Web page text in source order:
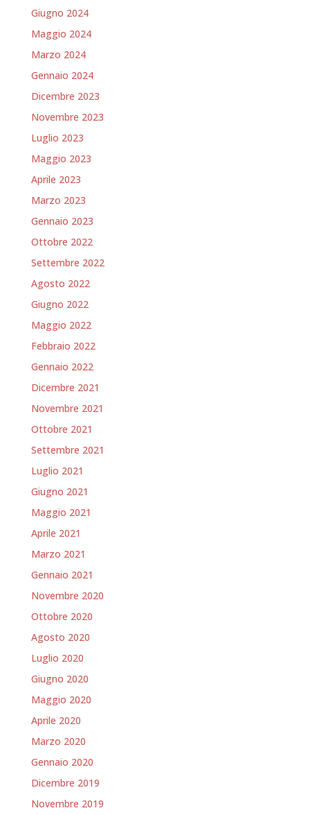
Giugno 2024
Maggio 2024
Marzo 2024
Gennaio 2024
Dicembre 2023
Novembre 2023
Luglio 2023
Maggio 2023
Aprile 2023
Marzo 2023
Gennaio 2023
Ottobre 2022
Settembre 2022
Agosto 2022
Giugno 2022
Maggio 2022
Febbraio 2022
Gennaio 2022
Dicembre 2021
Novembre 2021
Ottobre 2021
Settembre 2021
Luglio 2021
Giugno 2021
Maggio 2021
Aprile 2021
Marzo 2021
Gennaio 2021
Novembre 2020
Ottobre 2020
Agosto 2020
Luglio 2020
Giugno 2020
Maggio 2020
Aprile 2020
Marzo 2020
Gennaio 2020
Dicembre 2019
Novembre 2019